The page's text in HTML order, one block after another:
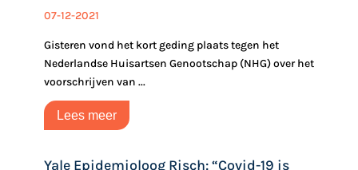
07-12-2021
Gisteren vond het kort geding plaats tegen het
Nederlandse Huisartsen Genootschap (NHG) over het
voorschrijven van ...
Lees meer
Yale Epidemioloog Risch: “Covid-19 is